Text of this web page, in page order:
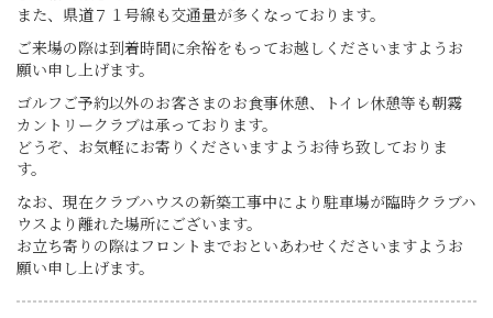
また、県道７１号線も交通量が多くなっております。
ご来場の際は到着時間に余裕をもってお越しくださいますようお
願い申し上げます。
ゴルフご予約以外のお客さまのお食事休憩、トイレ休憩等も朝霧
カントリークラブは承っております。
どうぞ、お気軽にお寄りくださいますようお待ち致しておりま
す。
なお、現在クラブハウスの新築工事中により駐車場が臨時クラブハ
ウスより離れた場所にございます。
お立ち寄りの際はフロントまでおといあわせくださいますようお
願い申し上げます。